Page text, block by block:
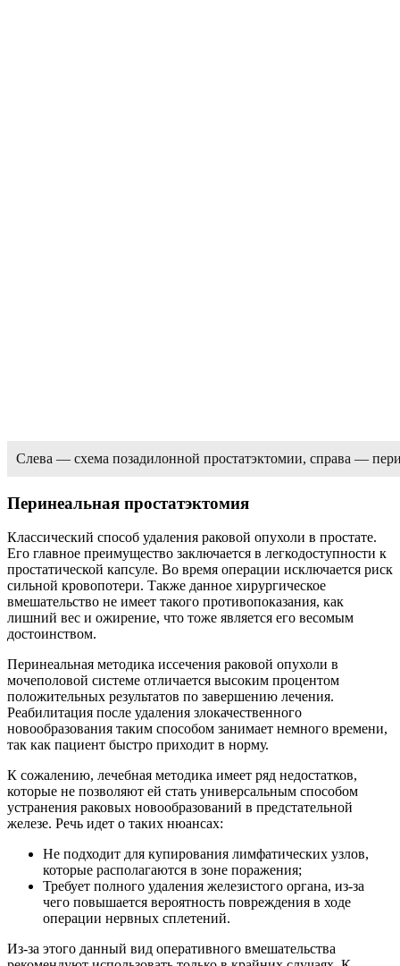
Слева — схема позадилонной простатэктомии, справа —
Перинеальная простатэктомия
Классический способ удаления раковой опухоли в простате.
Его главное преимущество заключается в легкодоступности к
простатической капсуле. Во время операции исключается риск
сильной кровопотери. Также данное хирургическое
вмешательство не имеет такого противопоказания, как
лишний вес и ожирение, что тоже является его весомым
достоинством.
Перинеальная методика иссечения раковой опухоли в
мочеполовой системе отличается высоким процентом
положительных результатов по завершению лечения.
Реабилитация после удаления злокачественного
новообразования таким способом занимает немного времени,
так как пациент быстро приходит в норму.
К сожалению, лечебная методика имеет ряд недостатков,
которые не позволяют ей стать универсальным способом
устранения раковых новообразований в предстательной
железе. Речь идет о таких нюансах:
Не подходит для купирования лимфатических узлов,
которые располагаются в зоне поражения;
Требует полного удаления железистого органа, из-за
чего повышается вероятность повреждения в ходе
операции нервных сплетений.
Из-за этого данный вид оперативного вмешательства